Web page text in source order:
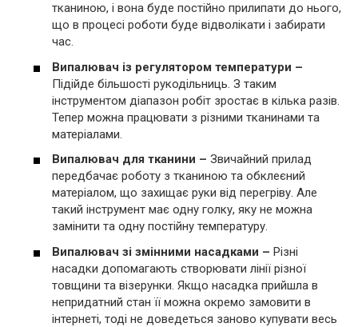
тканиною, і вона буде постійно прилипати до нього,
що в процесі роботи буде відволікати і забирати
час.
Випалювач із регулятором температури –
Підійде більшості рукодільниць. З таким
інструментом діапазон робіт зростає в кілька разів.
Тепер можна працювати з різними тканинами та
матеріалами.
Випалювач для тканини – Звичайний прилад
передбачає роботу з тканиною та обклеєний
матеріалом, що захищає руки від перегріву. Але
такий інструмент має одну голку, яку не можна
замінити та одну постійну температуру.
Випалювач зі змінними насадками – Різні
насадки допомагають створювати лінії різної
товщини та візерунки. Якщо насадка прийшла в
непридатний стан її можна окремо замовити в
інтернеті, тоді не доведеться заново купувати весь